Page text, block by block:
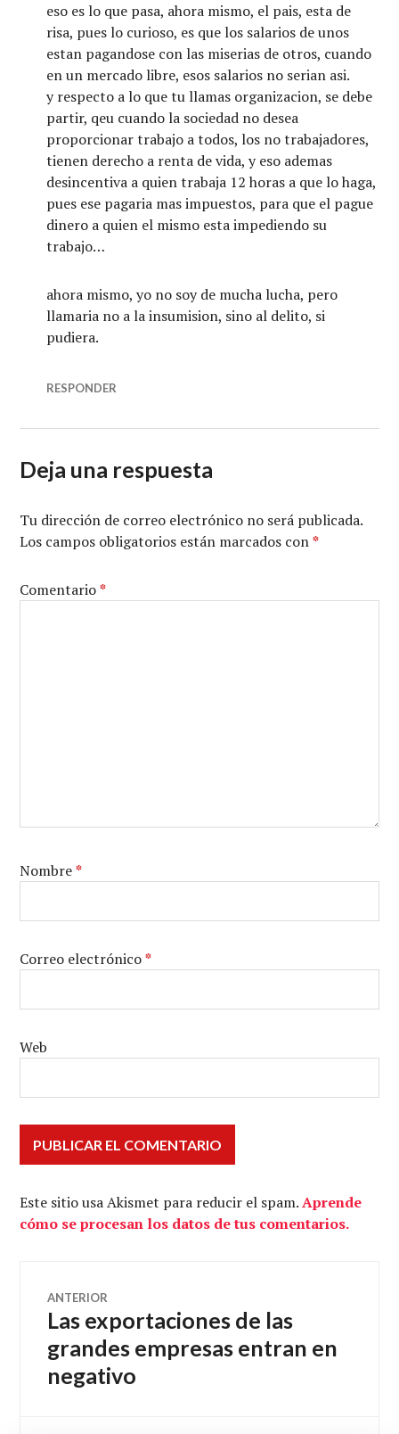
eso es lo que pasa, ahora mismo, el pais, esta de
risa, pues lo curioso, es que los salarios de unos
estan pagandose con las miserias de otros, cuando
en un mercado libre, esos salarios no serian asi.
y respecto a lo que tu llamas organizacion, se debe
partir, qeu cuando la sociedad no desea
proporcionar trabajo a todos, los no trabajadores,
tienen derecho a renta de vida, y eso ademas
desincentiva a quien trabaja 12 horas a que lo haga,
pues ese pagaria mas impuestos, para que el pague
dinero a quien el mismo esta impediendo su
trabajo…
ahora mismo, yo no soy de mucha lucha, pero
llamaria no a la insumision, sino al delito, si
pudiera.
RESPONDER
Deja una respuesta
Tu dirección de correo electrónico no será publicada.
Los campos obligatorios están marcados con*
Comentario*
Nombre*
Correo electrónico*
Web
Este sitio usa Akismet para reducir el spam.Aprende
cómo se procesan los datos de tus comentarios.
Navegación
de
entradas
ANTERIOR
Entrada
anterior:
Las exportaciones de las
grandes empresas entran en
negativo